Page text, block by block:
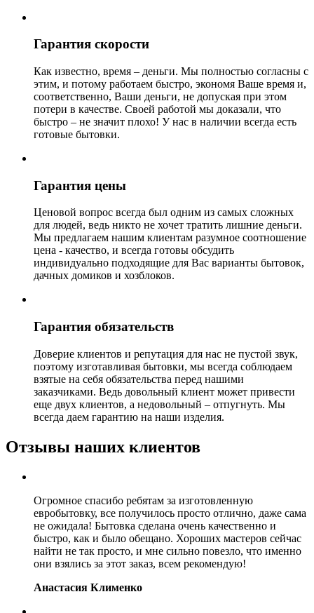
Гарантия скорости
Как известно, время – деньги. Мы полностью согласны с
этим, и потому работаем быстро, экономя Ваше время и,
соответственно, Ваши деньги, не допуская при этом
потери в качестве. Своей работой мы доказали, что
быстро – не значит плохо! У нас в наличии всегда есть
готовые бытовки.
Гарантия цены
Ценовой вопрос всегда был одним из самых сложных
для людей, ведь никто не хочет тратить лишние деньги.
Мы предлагаем нашим клиентам разумное соотношение
цена - качество, и всегда готовы обсудить
индивидуально подходящие для Вас варианты бытовок,
дачных домиков и хозблоков.
Гарантия обязательств
Доверие клиентов и репутация для нас не пустой звук,
поэтому изготавливая бытовки, мы всегда соблюдаем
взятые на себя обязательства перед нашими
заказчиками. Ведь довольный клиент может привести
еще двух клиентов, а недовольный – отпугнуть. Мы
всегда даем гарантию на наши изделия.
Отзывы наших клиентов
Огромное спасибо ребятам за изготовленную
евробытовку, все получилось просто отлично, даже сама
не ожидала! Бытовка сделана очень качественно и
быстро, как и было обещано. Хороших мастеров сейчас
найти не так просто, и мне сильно повезло, что именно
они взялись за этот заказ, всем рекомендую!
Анастасия Клименко